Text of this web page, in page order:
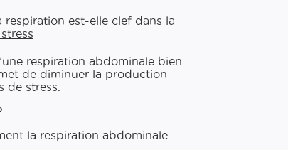
respiration est-​elle clef dans la
respiration abdominale bien
de diminuer la production
de stress.
la respiration abdominale …